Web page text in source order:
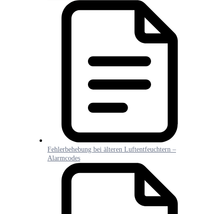
Fehlerbehebung bei älteren Luftentfeuchtern –
Alarmcodes